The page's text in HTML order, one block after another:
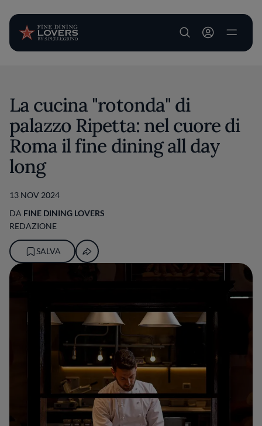
User account
La cucina "rotonda" di
palazzo Ripetta: nel cuore di
Roma il fine dining all day
long
13 NOV 2024
DA FINE DINING LOVERS
REDAZIONE
SALVA